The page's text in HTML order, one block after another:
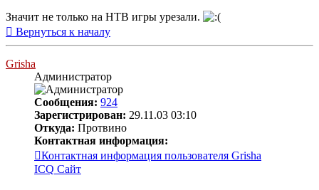
Значит не только на НТВ игры урезали.
Вернуться к началу
Grisha
Администратор
Сообщения: 924
Зарегистрирован: 29.11.03 03:10
Откуда: Протвино
Контактная информация:
Контактная информация пользователя Grisha
ICQ Сайт